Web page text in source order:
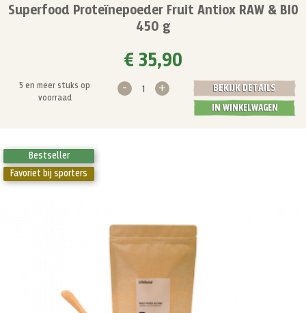
Superfood Proteïnepoeder Fruit Antiox RAW & BIO
450 g
€ 35,90
5 en meer stuks op
voorraad
BEKIJK DETAILS
- +
IN WINKELWAGEN
Bestseller
Favoriet bij sporters